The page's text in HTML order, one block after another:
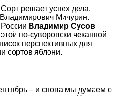
Сорт решает успех дела,
Владимирович Мичурин.
Владимир Сусов
по-суворовски чеканной
перспективных для
сортов яблони.
– и снова мы думаем о